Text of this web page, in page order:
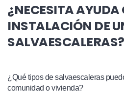
¿NECESITA AYUDA
INSTALACIÓN DE
SALVAESCALERAS?
¿Qué tipos de salvaescaleras
comunidad o vivienda?